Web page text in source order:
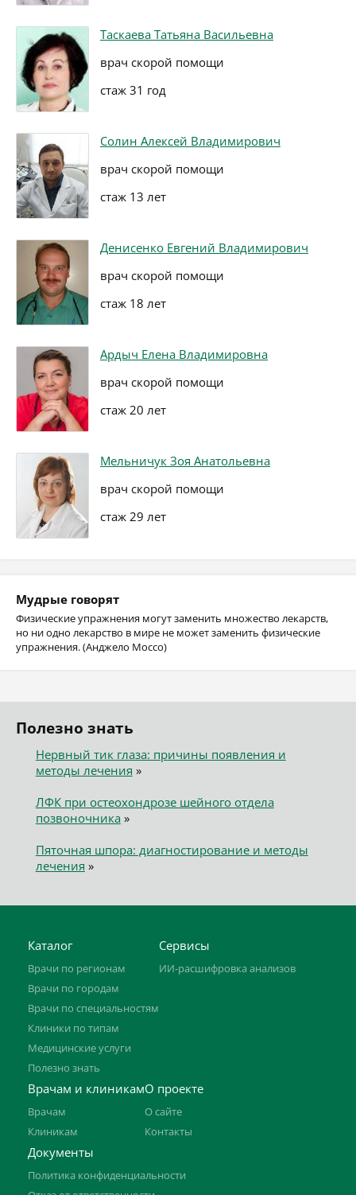
Таскаева Татьяна Васильевна
врач скорой помощи
стаж 31 год
Солин Алексей Владимирович
врач скорой помощи
стаж 13 лет
Денисенко Евгений Владимирович
врач скорой помощи
стаж 18 лет
Ардыч Елена Владимировна
врач скорой помощи
стаж 20 лет
Мельничук Зоя Анатольевна
врач скорой помощи
стаж 29 лет
Мудрые говорят
Физические упражнения могут заменить множество лекарств,
но ни одно лекарство в мире не может заменить физические
упражнения. (Анджело Моссо)
Полезно знать
Нервный тик глаза: причины появления и
методы лечения »
ЛФК при остеохондрозе шейного отдела
позвоночника»
Пяточная шпора: диагностирование и методы
лечения »
Каталог
Врачи по регионам
Врачи по городам
Врачи по специальностям
Клиники по типам
Медицинские услуги
Полезно знать
Сервисы
ИИ-расшифровка анализов
Врачам и клиникам
Врачам
Клиникам
О проекте
О сайте
Контакты
Документы
Политика конфиденциальности